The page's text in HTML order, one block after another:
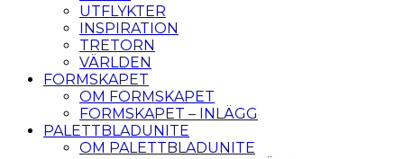
UTFLYKTER
INSPIRATION
TRETORN
VÄRLDEN
FORMSKAPET
OM FORMSKAPET
FORMSKAPET – INLÄGG
PALETTBLADUNITE
OM PALETTBLADUNITE